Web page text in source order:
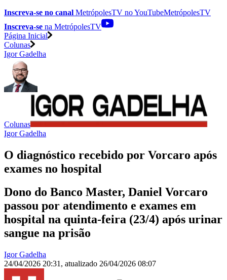
Inscreva-se no canal MetrópolesTV noYouTubeMetrópolesTV
Inscreva-se na MetrópolesTV
Página Inicial
Colunas
Igor Gadelha
Colunas
Igor Gadelha
O diagnóstico recebido por Vorcaro após
exames no hospital
Dono do Banco Master, Daniel Vorcaro
passou por atendimento e exames em
hospital na quinta-feira (23/4) após urinar
sangue na prisão
Igor Gadelha
24/04/2026 20:31 , atualizado 26/04/2026 08:07